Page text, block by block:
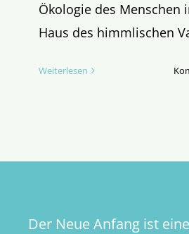
Ökologie des Menschen
Haus des himmlischen
Weiterlesen
Der Neue Anfang ist